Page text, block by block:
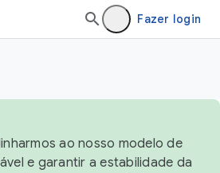
Fazer login
ao nosso modelo de
e garantir a estabilidade da